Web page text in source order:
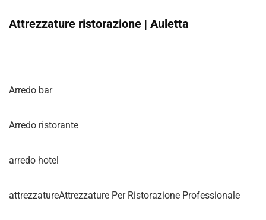
Attrezzature ristorazione | Auletta
Arredo bar
Arredo ristorante
arredo hotel
attrezzatureAttrezzature Per Ristorazione Professionale